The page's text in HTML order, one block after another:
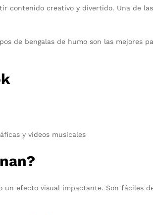
contenido creativo y divertido. Una de
de bengalas de humo son las mejores
y videos musicales
un efecto visual impactante. Son fáciles